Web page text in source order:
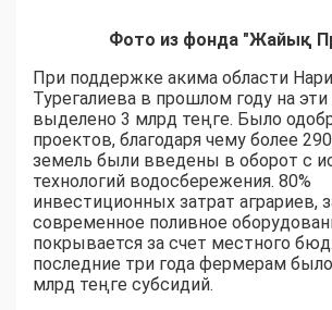
Фото из фонда "Жайық
При поддержке акима области
Турегалиева в прошлом году на
выделено 3 млрд теңге. Было
проектов, благодаря чему более
земель были введены в оборот с
технологий водосбережения. 80%
инвестиционных затрат аграриев,
современное поливное
покрывается за счет местного
последние три года фермерам
млрд теңге субсидий.